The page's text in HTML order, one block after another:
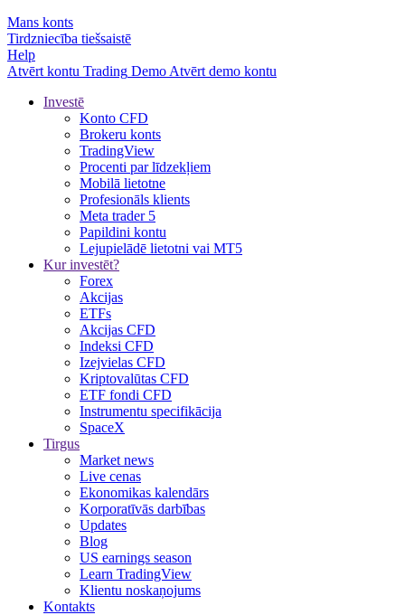
Mans konts
Tirdzniecība tiešsaistē
Help
Atvērt kontu Trading Demo Atvērt demo kontu
Investē
Konto CFD
Brokeru konts
TradingView
Procenti par līdzekļiem
Mobilā lietotne
Profesionāls klients
Meta trader 5
Papildini kontu
Lejupielādē lietotni vai MT5
Kur investēt?
Forex
Akcijas
ETFs
Akcijas CFD
Indeksi CFD
Izejvielas CFD
Kriptovalūtas CFD
ETF fondi CFD
Instrumentu specifikācija
SpaceX
Tirgus
Market news
Live cenas
Ekonomikas kalendārs
Korporatīvās darbības
Updates
Blog
US earnings season
Learn TradingView
Klientu noskaņojums
Kontakts